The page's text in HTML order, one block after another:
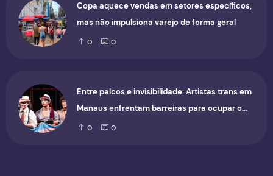
Copa aquece vendas em setores específicos,
mas não impulsiona varejo de forma geral
0 0
Entre palcos e invisibilidade: Artistas trans em
Manaus enfrentam barreiras para ocupar o
cenário cultural
0 0